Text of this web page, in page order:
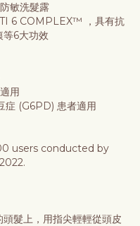
敏洗髮露
6 COMPLEX™ ，具有抗
等6大功效
用
症 (G6PD) 患者適用
users conducted by
髮上，用指尖輕輕從頭皮